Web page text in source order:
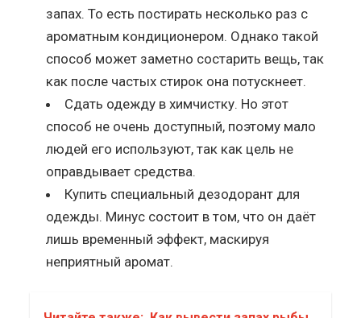
запах. То есть постирать несколько раз с
ароматным кондиционером. Однако такой
способ может заметно состарить вещь, так
как после частых стирок она потускнеет.
Сдать одежду в химчистку. Но этот
способ не очень доступный, поэтому мало
людей его используют, так как цель не
оправдывает средства.
Купить специальный дезодорант для
одежды. Минус состоит в том, что он даёт
лишь временный эффект, маскируя
неприятный аромат.